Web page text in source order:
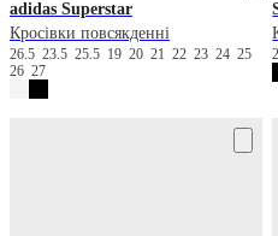
adidas Superstar
Кросівки повсякденні
26.5 23.5 25.5 19 20 21 22 23 24 25
26 27